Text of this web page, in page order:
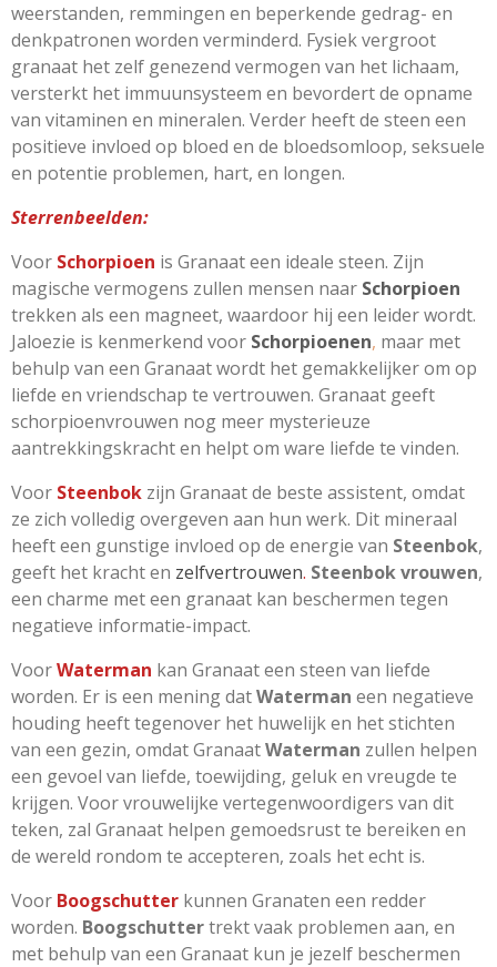
weerstanden, remmingen en beperkende gedrag- en
denkpatronen worden verminderd. Fysiek vergroot
granaat het zelf genezend vermogen van het lichaam,
versterkt het immuunsysteem en bevordert de opname
van vitaminen en mineralen. Verder heeft de steen een
positieve invloed op bloed en de bloedsomloop, seksuele
en potentie problemen, hart, en longen.
Sterrenbeelden:
Voor Schorpioen is Granaat een ideale steen. Zijn
magische vermogens zullen mensen naar Schorpioen
trekken als een magneet, waardoor hij een leider wordt.
Jaloezie is kenmerkend voor Schorpioenen, maar met
behulp van een Granaat wordt het gemakkelijker om op
liefde en vriendschap te vertrouwen. Granaat geeft
schorpioenvrouwen nog meer mysterieuze
aantrekkingskracht en helpt om ware liefde te vinden.
Voor Steenbok zijn Granaat de beste assistent, omdat
ze zich volledig overgeven aan hun werk. Dit mineraal
heeft een gunstige invloed op de energie van Steenbok,
geeft het kracht en zelfvertrouwen. Steenbok vrouwen,
een charme met een granaat kan beschermen tegen
negatieve informatie-impact.
VoorWaterman kan Granaat een steen van liefde
worden. Er is een mening datWaterman een negatieve
houding heeft tegenover het huwelijk en het stichten
van een gezin, omdat GranaatWaterman zullen helpen
een gevoel van liefde, toewijding, geluk en vreugde te
krijgen. Voor vrouwelijke vertegenwoordigers van dit
teken, zal Granaat helpen gemoedsrust te bereiken en
de wereld rondom te accepteren, zoals het echt is.
Voor Boogschutter kunnen Granaten een redder
worden. Boogschuttertrekt vaak problemen aan, en
met behulp van een Granaat kun je jezelf beschermen